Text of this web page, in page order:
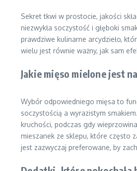
Sekret tkwi w prostocie, jakości
niezwykła soczystość i głęboki
prawdziwe kulinarne arcydzieło,
wielu jest równie ważny, jak sam
Jakie mięso mielone jest
Wybór odpowiedniego mięsa to
soczystością a wyrazistym
kruchości, podczas gdy
mieszanek ze sklepu, które często
jest zazwyczaj preferowane, by